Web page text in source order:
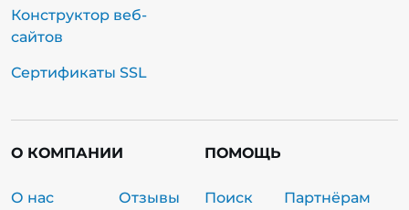
Конструктор веб-
сайтов
Сертификаты SSL
О КОМПАНИИ
О нас
Отзывы
ПОМОЩЬ
Поиск
Партнёрам